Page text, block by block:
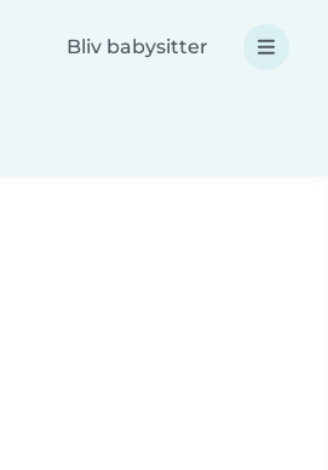
Bliv babysitter